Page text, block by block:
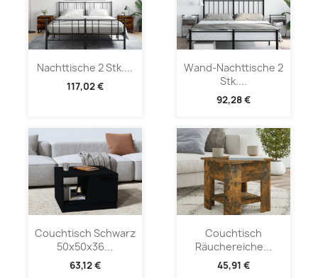
Nachttische 2 Stk....
117,02 €
Wand-Nachttische 2
Stk....
92,28 €
Couchtisch Schwarz
50x50x36...
63,12 €
Couchtisch
Räuchereiche...
45,91 €